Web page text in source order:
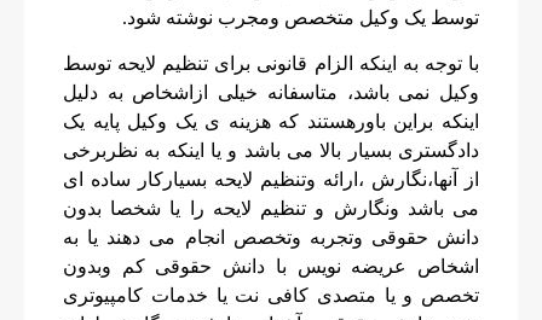
توسط یک وکیل متخصص ومجرب نوشته شود.
با توجه به اینکه الزام قانونی برای تنظیم لایحه توسط
وکیل نمی باشد، متاسفانه خیلی ازاشخاص به دلیل
اینکه براین باورهستند که هزینه ی یک وکیل پایه یک
دادگستری بسیار بالا می باشد و یا اینکه به نظربرخی
از آنها،نگارش ،ارائه وتنظیم لایحه بسیارکار ساده ای
می باشد ونگارش و تنظیم لایحه را یا شخصا بدون
دانش حقوقی وتجربه وتخصص انجام می دهند یا به
اشخاص عریضه نویس با دانش حقوقی کم وبدون
تخصص و یا متصدی کافی نت یا خدمات کامپیوتری